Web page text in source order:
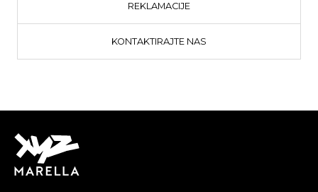
REKLAMACIJE
KONTAKTIRAJTE NAS